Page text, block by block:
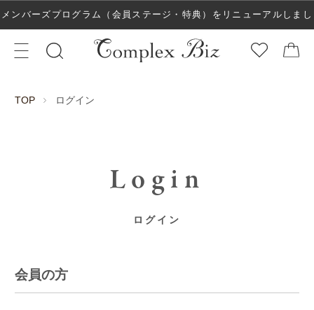
メンバーズプログラム（会員ステージ・特典）をリニューアルしまし
た！
TOP ログイン
Login
ログイン
会員の方